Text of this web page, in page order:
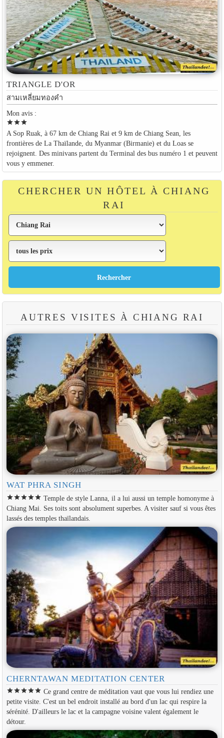
TRIANGLE D'OR
สามเหลี่ยมทองคำ
Mon avis :
starstarstar
A Sop Ruak, à 67 km de Chiang Rai et 9 km de Chiang Sean, les
frontières de La Thaïlande, du Myanmar (Birmanie) et du Loas se
rejoignent. Des minivans partent du Terminal des bus numéro 1 et peuvent
vous y emmener.
CHERCHER UN HÔTEL À CHIANG
RAI
AUTRES VISITES À CHIANG RAI
WAT PHRA SINGH
starstarstarstarstar Temple de style Lanna, il a lui aussi un temple homonyme à
Chiang Mai. Ses toits sont absolument superbes. A visiter sauf si vous êtes
lassés des temples thaïlandais.
CHERNTAWAN MEDITATION CENTER
starstarstarstarstar Ce grand centre de méditation vaut que vous lui rendiez une
petite visite. C'est un bel endroit installé au bord d'un lac qui respire la
sérénité. D'ailleurs le lac et la campagne voisine valent également le
détour.